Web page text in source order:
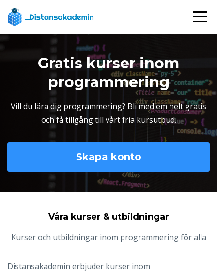
Gratis kurser inom
programmering
Vill du lära dig programmering? Bli medlem helt gratis
och få tillgång till vårt fria kursutbud.
Skapa konto
Våra kurser & utbildningar
Kurser och utbildningar inom programmering för alla
Distansakademin erbjuder kurser inom